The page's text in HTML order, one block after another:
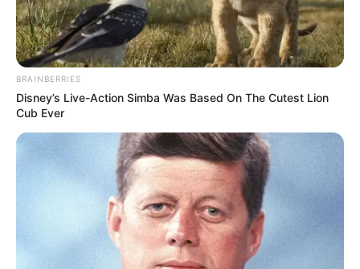
Neuropathy Has Been Linked To A Common Habit.
Do You Do It?
NERVE FLOW
BRAINBERRIES
Disney’s Live-Action Simba Was Based On The Cutest Lion
Cub Ever